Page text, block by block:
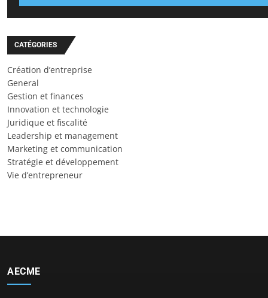
CATÉGORIES
Création d’entreprise
General
Gestion et finances
Innovation et technologie
Juridique et fiscalité
Leadership et management
Marketing et communication
Stratégie et développement
Vie d’entrepreneur
AECME